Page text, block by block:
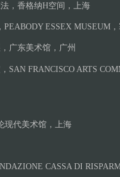
，香格纳H空间，上海
ESSEX MUSEUM
广东美术馆，广州
SAN FRANCISCO ARTS
现代美术馆，上海
CASSA DI